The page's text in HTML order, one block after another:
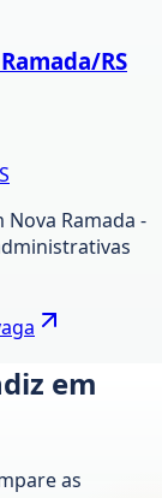
RS
Nova Ramada -
em
as